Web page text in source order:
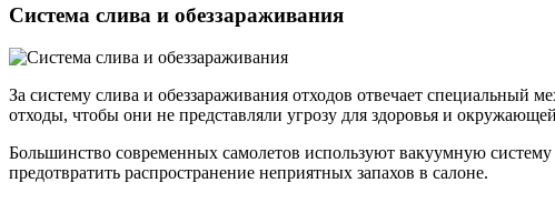
Система слива и обеззараживания
За систему слива и обеззараживания отходов отвечает специальный
отходы, чтобы они не представляли угрозу для здоровья и
Большинство современных самолетов используют вакуумную систему
предотвратить распространение неприятных запахов в салоне.